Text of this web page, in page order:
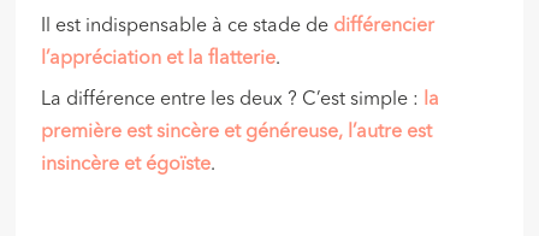
Il est indispensable à ce stade de différencier
l’appréciation et la flatterie.
La différence entre les deux ? C’est simple : la
première est sincère et généreuse, l’autre est
insincère et égoïste.